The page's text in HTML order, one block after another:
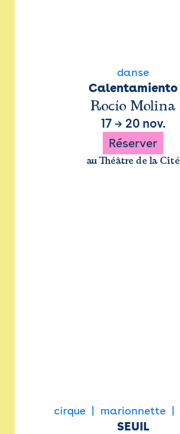
danse
Calentamiento
Rocío Molina
17→ 20 nov.
Réserver
au Théâtre de la Cité
cirque marionnette
SEUIL